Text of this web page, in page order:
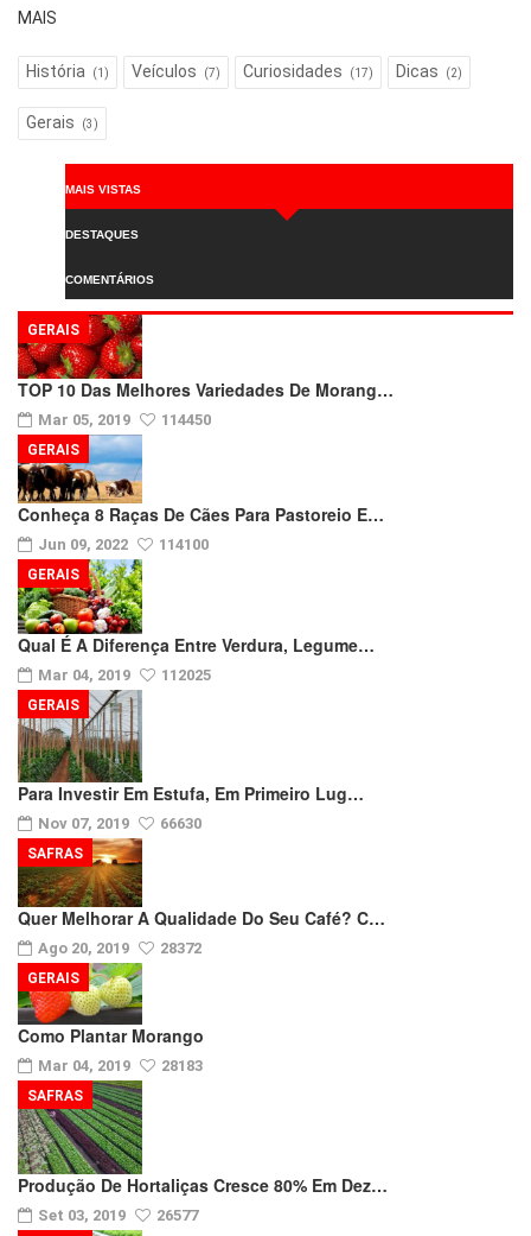
MAIS
História (1) Veículos (7) Curiosidades (17) Dicas (2)
Gerais (3)
MAIS VISTAS
DESTAQUES
COMENTÁRIOS
TOP 10 Das Melhores Variedades De Morang…
Mar 05, 2019 114450
GERAIS
Conheça 8 Raças De Cães Para Pastoreio E…
Jun 09, 2022 114100
GERAIS
Qual É A Diferença Entre Verdura, Legume…
Mar 04, 2019 112025
GERAIS
Para Investir Em Estufa, Em Primeiro Lug…
Nov 07, 2019 66630
GERAIS
Quer Melhorar A Qualidade Do Seu Café? C…
Ago 20, 2019 28372
SAFRAS
Como Plantar Morango
Mar 04, 2019 28183
GERAIS
Produção De Hortaliças Cresce 80% Em Dez…
Set 03, 2019 26577
SAFRAS